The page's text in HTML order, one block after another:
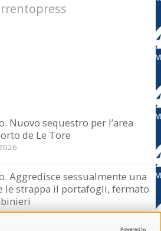
Nuovo sequestro per l’area
de Le Tore
Aggredisce sessualmente una
le strappa il portafogli, fermato